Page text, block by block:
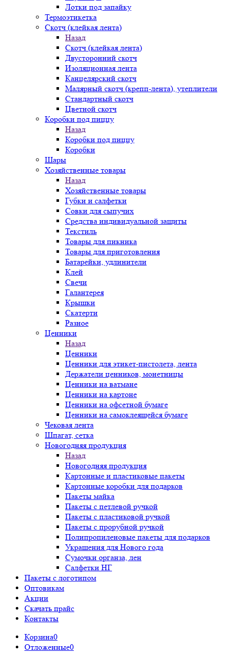
Лотки под запайку
Термоэтикетка
Скотч (клейкая лента)
Назад
Скотч (клейкая лента)
Двусторонний скотч
Изоляционная лента
Канцелярский скотч
Малярный скотч (крепп-лента), утеплители
Стандартный скотч
Цветной скотч
Коробки под пиццу
Назад
Коробки под пиццу
Коробки
Шары
Хозяйственные товары
Назад
Хозяйственные товары
Губки и салфетки
Совки для сыпучих
Средства индивидуальной защиты
Текстиль
Товары для пикника
Товары для приготовления
Батарейки, удлинители
Клей
Свечи
Галантерея
Крышки
Скатерти
Разное
Ценники
Назад
Ценники
Ценники для этикет-пистолета, лента
Держатели ценников, монетницы
Ценники на ватмане
Ценники на картоне
Ценники на офсетной бумаге
Ценники на самоклеящейся бумаге
Чековая лента
Шпагат, сетка
Новогодняя продукция
Назад
Новогодняя продукция
Картонные и пластиковые пакеты
Картонные коробки для подарков
Пакеты майка
Пакеты с петлевой ручкой
Пакеты с пластиковой ручкой
Пакеты с прорубной ручкой
Полипропиленовые пакеты для подарков
Украшения для Нового года
Сумочки органза, лен
Салфетки НГ
Пакеты с логотипом
Оптовикам
Акции
Скачать прайс
Контакты
Корзина0
Отложенные0